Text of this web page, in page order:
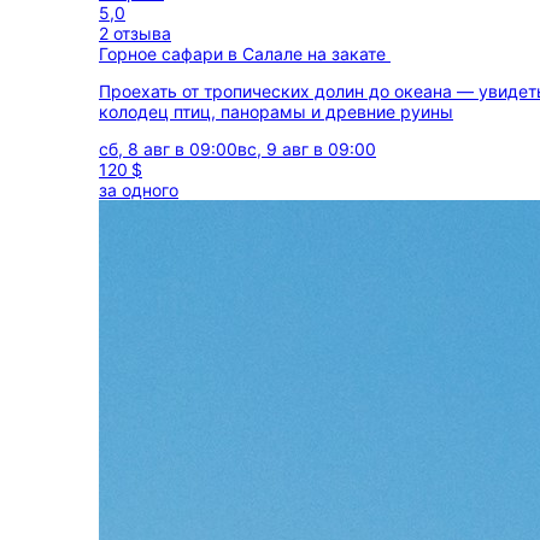
5,0
2 отзыва
Горное сафари в Салале на закате
Проехать от тропических долин до океана —
колодец птиц, панорамы и древние руины
сб, 8 авг в 09:00вс, 9 авг в 09:00
120 $
за одного